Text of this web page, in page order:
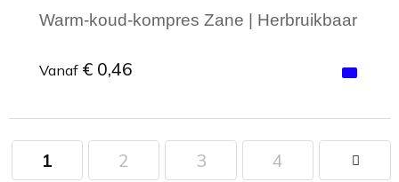
Warm-koud-kompres Zane | Herbruikbaar
Vanaf € 0,46
Minimale afname: 1
1 2 3 4